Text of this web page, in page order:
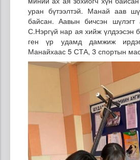
уран бүтээлтэй. Манай аав
байсан. Аавын бичсэн шүлэгт
С.Нэргүй нар ая хийж үлдээсэн
ген үр удамд дамжиж
Манайхаас 5 СТА, 3 спортын